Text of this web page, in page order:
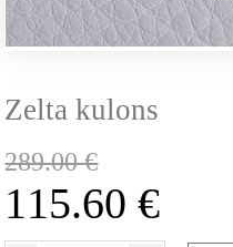
Zelta kulons
289.00€
115.60€